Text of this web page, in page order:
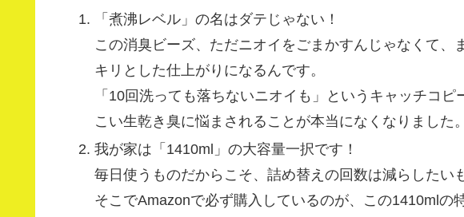
「煮沸レベル」の名はダテじゃない！
この消臭ビーズ、ただニオイをごまかすんじゃなくて、
キリとした仕上がりになるんです。
「10回洗っても落ちないニオイも」というキャッチコ
こい生乾き臭に悩まされることが本当になくなりました。
我が家は「1410ml」の大容量一択です！
毎日使うものだからこそ、詰め替えの回数は減らしたい
そこでAmazonで必ず購入しているのが、この1410mlの